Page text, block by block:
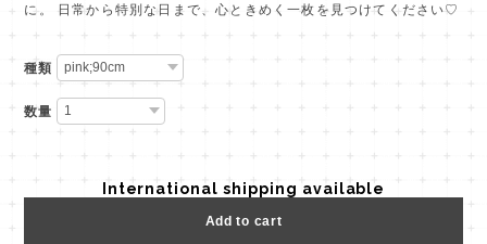
に。 日常から特別な日まで、心ときめく一枚を見つけてください♡
種類
数量
International shipping available
Add to cart